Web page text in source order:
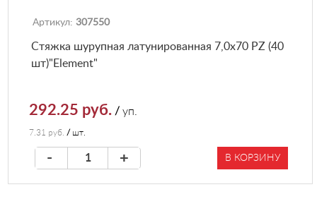
Артикул: 307550
Стяжка шурупная латунированная 7,0х70 PZ (40
шт)"Element"
292.25 руб. /уп.
7.31 руб. / шт.
- + В КОРЗИНУ